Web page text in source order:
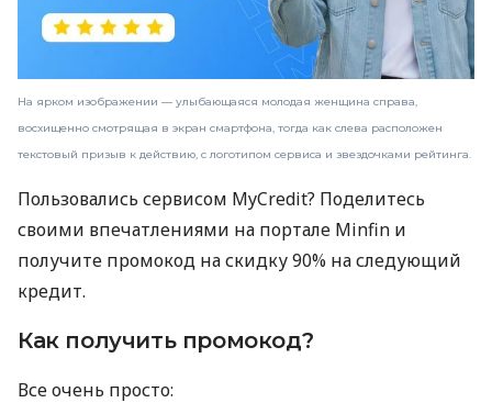
На ярком изображении — улыбающаяся молодая женщина справа,
восхищенно смотрящая в экран смартфона, тогда как слева расположен
текстовый призыв к действию, с логотипом сервиса и звездочками рейтинга.
Пользовались сервисом MyCredit? Поделитесь
своими впечатлениями на портале Minfin и
получите промокод на скидку 90% на следующий
кредит.
Как получить промокод?
Все очень просто: